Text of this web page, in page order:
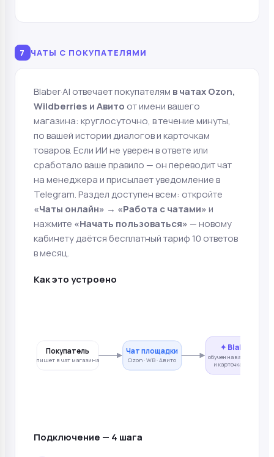
7 ЧАТЫ С ПОКУПАТЕЛЯМИ
Blaber·AI отвечает покупателям в чатах Ozon,
Wildberries и Авито от имени вашего
магазина: круглосуточно, в течение минуты,
по вашей истории диалогов и карточкам
товаров. Если ИИ не уверен в ответе или
сработало ваше правило — он переводит чат
на менеджера и присылает уведомление в
Telegram. Раздел доступен всем: откройте
«Чаты онлайн» → «Работа с чатами»и
нажмите «Начать пользоваться» — новому
кабинету даётся бесплатный тариф 10 ответов
в месяц.
Как это устроено
Покупатель
пишет в чат магазина
Чат площадки
Ozon · WB · Авито
✦ Blaber·AI
обучен на вашей истории
и карточках товаров
Подключение — 4 шага